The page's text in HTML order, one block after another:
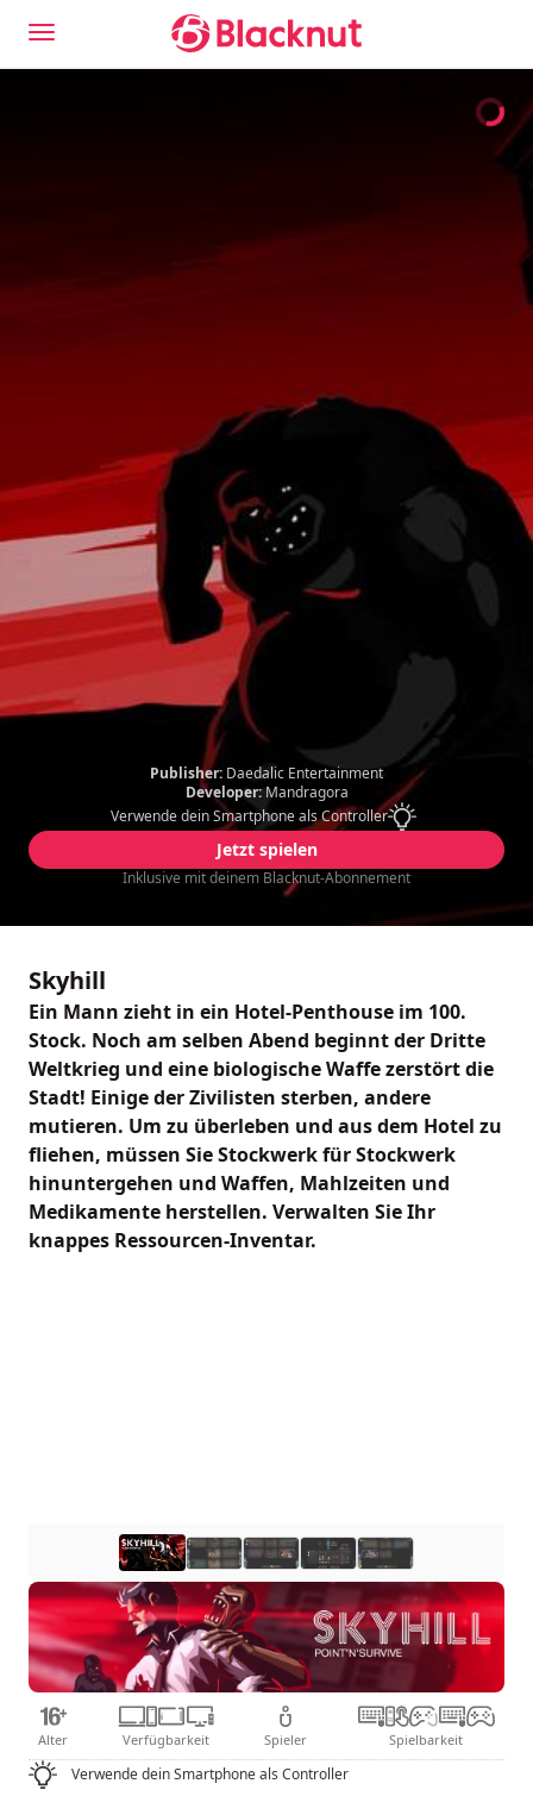
Publisher: Daedalic Entertainment
Developer:Mandragora
Verwende dein Smartphone als Controller
Jetzt spielen
Inklusive mit deinem Blacknut-Abonnement
Skyhill
Ein Mann zieht in ein Hotel-Penthouse im 100.
Stock. Noch am selben Abend beginnt der Dritte
Weltkrieg und eine biologische Waffe zerstört die
Stadt! Einige der Zivilisten sterben, andere
mutieren. Um zu überleben und aus dem Hotel zu
fliehen, müssen Sie Stockwerk für Stockwerk
hinuntergehen und Waffen, Mahlzeiten und
Medikamente herstellen. Verwalten Sie Ihr
knappes Ressourcen-Inventar.
Alter Verfügbarkeit Spieler Spielbarkeit
Verwende dein Smartphone als Controller